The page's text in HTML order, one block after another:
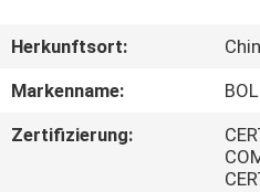
VIDEOS
UNS
Herkunftsort:
Markenname:
Zertifizierung: